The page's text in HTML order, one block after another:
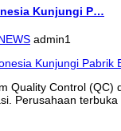
Kunjungi P…
admin1
Quality Control
Perusahaan terbuka